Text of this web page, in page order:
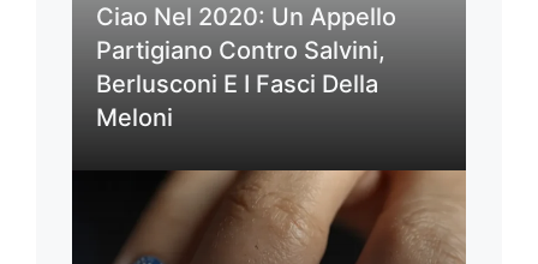
Ciao Nel 2020: Un Appello
Partigiano Contro Salvini,
Berlusconi E I Fasci Della
Meloni